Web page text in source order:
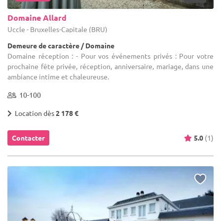
Domaine Allard
Uccle - Bruxelles-Capitale (BRU)
Demeure de caractère / Domaine
Domaine réception : - Pour vos événements privés : Pour votre
prochaine fête privée, réception, anniversaire, mariage, dans une
ambiance intime et chaleureuse.
10-100
Location dès2 178 €
Contacter 5.0 (1)